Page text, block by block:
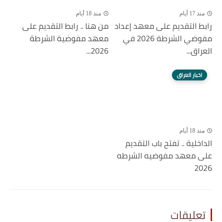
منذ 17 أيام
رابط التقديم على معهد إعداد
مفوضي الشرطة 2026 في
العراق...
منذ 18 أيام
من هنا .. رابط التقديم على
معهد مفوضية الشرطة
2026...
اخبار العراق
منذ 18 أيام
الداخلية .. تفتح باب التقديم
على معهد مفوضيه الشرطه
2026
تعليقات